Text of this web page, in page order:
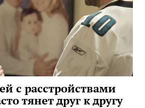
с расстройствами
тянет друг к другу